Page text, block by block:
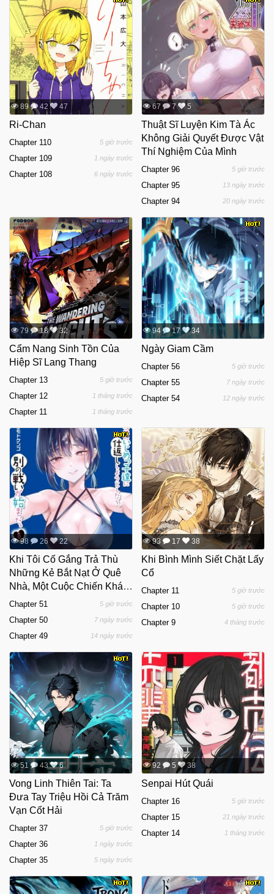
89 42 47
Ri-Chan
Chapter 110 5 giờ trước
Chapter 109 1 ngày trước
Chapter 108 6 ngày trước
67 7 5
Thuật Sĩ Luyện Kim Tà Ác
Không Giải Quyết Được Vật
Thí Nghiệm Của Mình
Chapter 96 5 giờ trước
Chapter 95 13 ngày trước
Chapter 94 20 ngày trước
79 18 32
Cẩm Nang Sinh Tồn Của
Hiệp Sĩ Lang Thang
Chapter 13 5 giờ trước
Chapter 12 1 tháng trước
Chapter 11 1 tháng trước
94 17 34
Ngày Giam Cầm
Chapter 56 5 giờ trước
Chapter 55 7 ngày trước
Chapter 54 12 ngày trước
98 26 22
Khi Tôi Cố Gắng Trả Thù
Những Kẻ Bắt Nạt Ở Quê
Nhà, Một Cuộc Chiến Khác
Lại Bắt Đầu
Chapter 51 5 giờ trước
Chapter 50 7 ngày trước
Chapter 49 14 ngày trước
93 17 38
Khi Bình Mình Siết Chặt Lấy
Cổ
Chapter 11 5 giờ trước
Chapter 10 5 giờ trước
Chapter 9 4 tháng trước
51 43 6
Vong Linh Thiên Tai: Ta
Đưa Tay Triệu Hồi Cả Trăm
Vạn Cốt Hải
Chapter 37 5 giờ trước
Chapter 36 1 ngày trước
Chapter 35 5 ngày trước
92 5 38
Senpai Hút Quái
Chapter 16 5 giờ trước
Chapter 15 21 ngày trước
Chapter 14 1 tháng trước